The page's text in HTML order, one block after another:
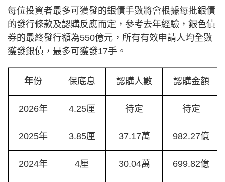
每位投資者最多可獲發的銀債手數將會根據每批銀債
的發行條款及認購反應而定，參考去年經驗，銀色債
券的最終發行額為550億元，所有有效申請人均全數
獲發銀債，最多可獲發17手。
年份 保底息 認購人數 認購金額
2026年 4.25厘 待定 待定
2025年 3.85厘 37.17萬 982.27億
2024年 4厘 30.04萬 699.82億